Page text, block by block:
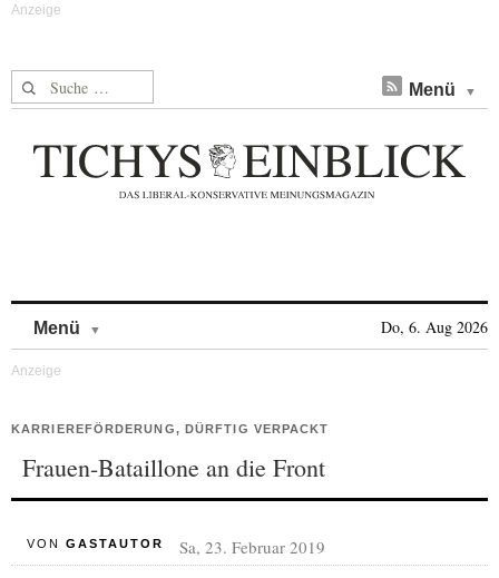
Suche nach: Menü
Menü Do, 6. Aug 2026
KARRIEREFÖRDERUNG, DÜRFTIG VERPACKT
Frauen-Bataillone an die Front
VON GASTAUTOR Sa, 23. Februar 2019